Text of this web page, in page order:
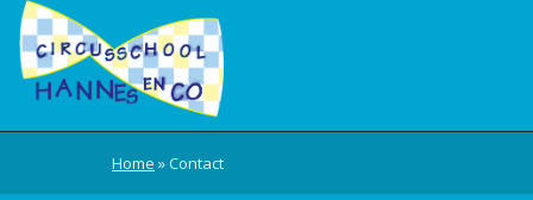
Home »Contact